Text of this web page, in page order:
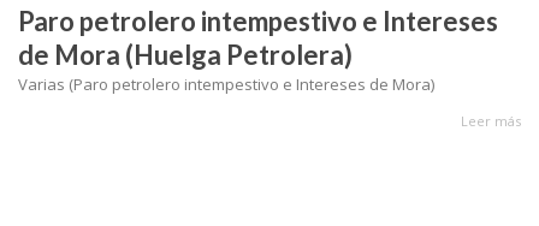
Paro petrolero intempestivo e Intereses
de Mora (Huelga Petrolera)
Varias (Paro petrolero intempestivo e Intereses de Mora)
Leer más